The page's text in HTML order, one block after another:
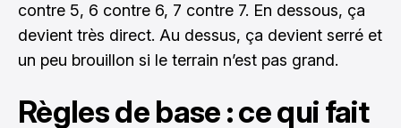
contre 5, 6 contre 6, 7 contre 7. En dessous, ça
devient très direct. Au dessus, ça devient serré et
un peu brouillon si le terrain n’est pas grand.
Règles de base : ce qui fait